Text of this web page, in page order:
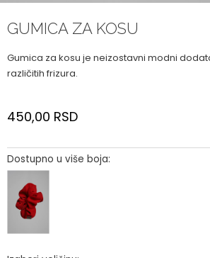
GUMICA ZA KOSU
Gumica za kosu je neizostavni modni
različitih frizura.
450,00 RSD
Dostupno u više boja: